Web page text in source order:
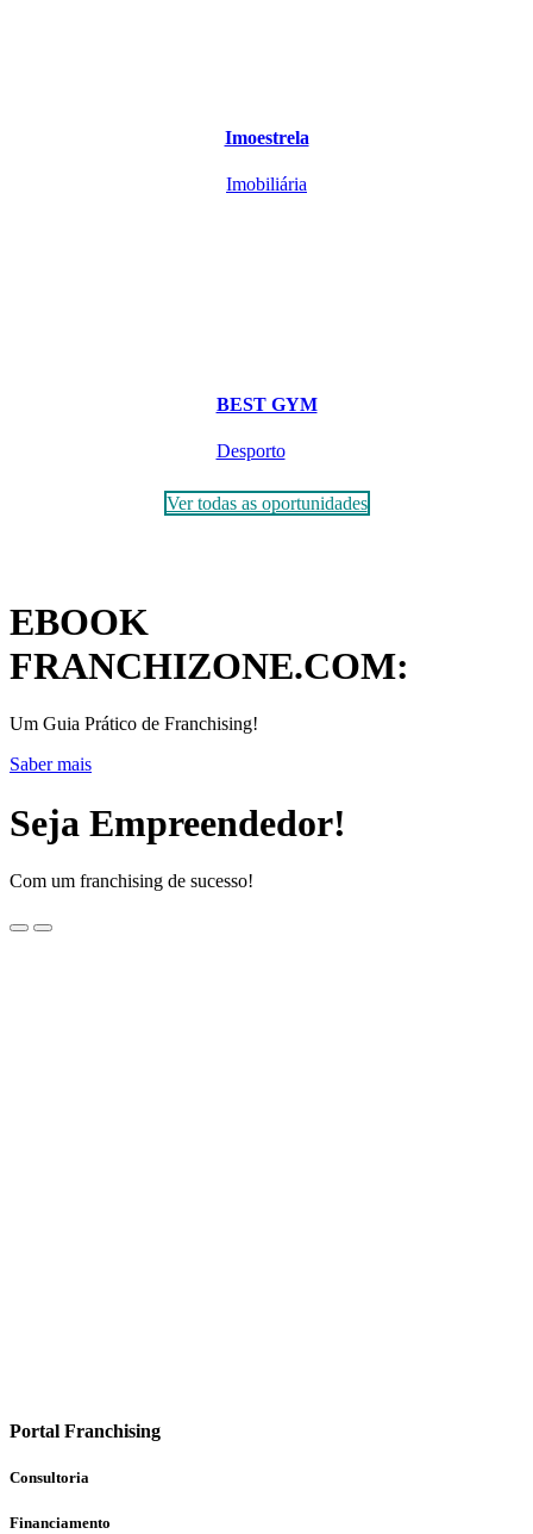
Imoestrela
Imobiliária
BEST GYM
Desporto
Ver todas as oportunidades
EBOOK
FRANCHIZONE.COM:
Um Guia Prático de Franchising!
Saber mais
Seja Empreendedor!
Com um franchising de sucesso!
Portal Franchising
Consultoria
Financiamento